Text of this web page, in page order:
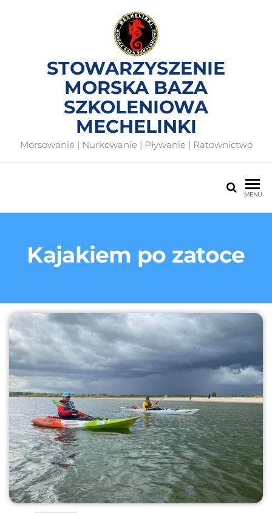
STOWARZYSZENIE
MORSKA BAZA
SZKOLENIOWA
MECHELINKI
Morsowanie | Nurkowanie | Pływanie | Ratownictwo
MENU
Kajakiem po zatoce